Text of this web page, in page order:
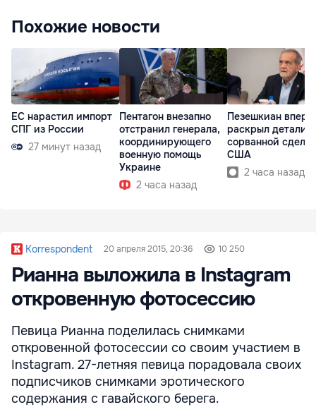
Похожие новости
ЕС нарастил импорт
СПГ из России
27 минут назад
Пентагон внезапно
отстранил генерала,
координирующего
военную помощь
Украине
2 часа назад
Пезешкиан
раскрыл детали
сорванной
США
2 часа назад
Korrespondent 20 апреля 2015, 20:36 10 250
Рианна выложила в Instagram
откровенную фотосессию
Певица Рианна поделилась снимками
откровенной фотосессии со своим участием в
Instagram. 27-летняя певица порадовала своих
подписчиков снимками эротического
содержания с гавайского берега.